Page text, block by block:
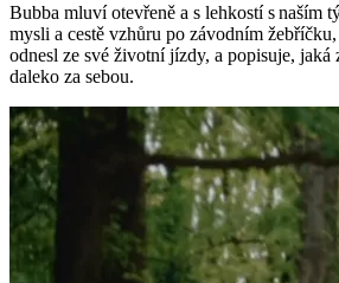
Bubba mluví otevřeně a s lehkostí s naším
mysli a cestě vzhůru po závodním
odnesl ze své životní jízdy, a popisuje, jaká
daleko za sebou.